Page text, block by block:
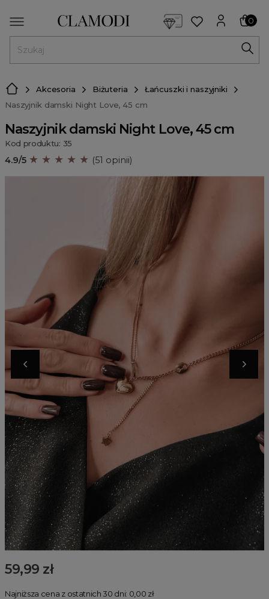
0
Akcesoria Biżuteria
Łańcuszki i naszyjniki
Naszyjnik damski Night Love, 45 cm
Naszyjnik damski Night Love, 45 cm
Kod produktu: 35
4.9/5 ★ ★ ★ ★ ★ (51 opinii)
59,99 zł
Najniższa cena z ostatnich 30 dni: 0,00 zł